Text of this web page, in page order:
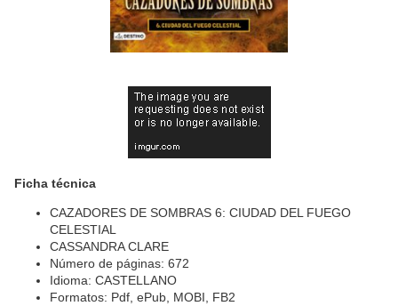
Ficha técnica
CAZADORES DE SOMBRAS 6: CIUDAD DEL FUEGO
CELESTIAL
CASSANDRA CLARE
Número de páginas: 672
Idioma: CASTELLANO
Formatos: Pdf, ePub, MOBI, FB2